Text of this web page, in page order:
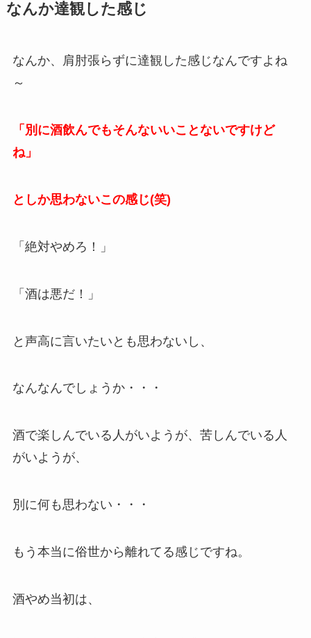
なんか達観した感じ
なんか、肩肘張らずに達観した感じなんですよね
～
「別に酒飲んでもそんないいことないですけど
ね」
としか思わないこの感じ(笑)
「絶対やめろ！」
「酒は悪だ！」
と声高に言いたいとも思わないし、
なんなんでしょうか・・・
酒で楽しんでいる人がいようが、苦しんでいる人
がいようが、
別に何も思わない・・・
もう本当に俗世から離れてる感じですね。
酒やめ当初は、